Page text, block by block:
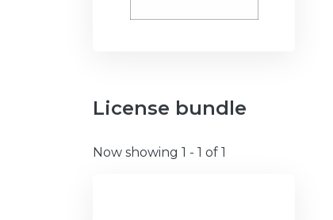
License bundle
Now showing 1 - 1 of 1